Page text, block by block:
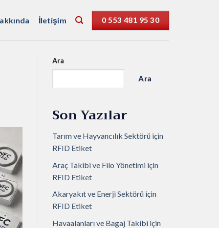
İletişim 0 553 481 95 30
Ara
Ara
Son Yazılar
Tarım ve Hayvancılık Sektörü için
RFID Etiket
Araç Takibi ve Filo Yönetimi için
RFID Etiket
Akaryakıt ve Enerji Sektörü için
RFID Etiket
Havaalanları ve Bagaj Takibi için